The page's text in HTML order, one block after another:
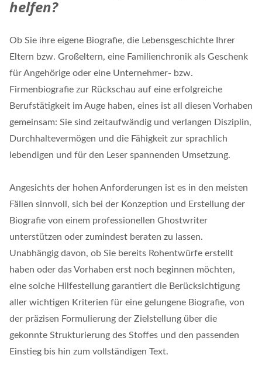
helfen?
Ob Sie ihre eigene Biografie, die Lebensgeschichte Ihrer
Eltern bzw. Großeltern, eine Familienchronik als Geschenk
für Angehörige oder eine Unternehmer- bzw.
Firmenbiografie zur Rückschau auf eine erfolgreiche
Berufstätigkeit im Auge haben, eines ist all diesen Vorhaben
gemeinsam: Sie sind zeitaufwändig und verlangen Disziplin,
Durchhaltevermögen und die Fähigkeit zur sprachlich
lebendigen und für den Leser spannenden Umsetzung.
Angesichts der hohen Anforderungen ist es in den meisten
Fällen sinnvoll, sich bei der Konzeption und Erstellung der
Biografie von einem professionellen Ghostwriter
unterstützen oder zumindest beraten zu lassen.
Unabhängig davon, ob Sie bereits Rohentwürfe erstellt
haben oder das Vorhaben erst noch beginnen möchten,
eine solche Hilfestellung garantiert die Berücksichtigung
aller wichtigen Kriterien für eine gelungene Biografie, von
der präzisen Formulierung der Zielstellung über die
gekonnte Strukturierung des Stoffes und den passenden
Einstieg bis hin zum vollständigen Text.